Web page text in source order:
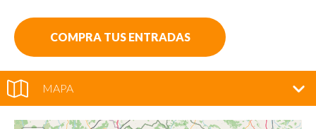
COMPRA TUS ENTRADAS
MAPA